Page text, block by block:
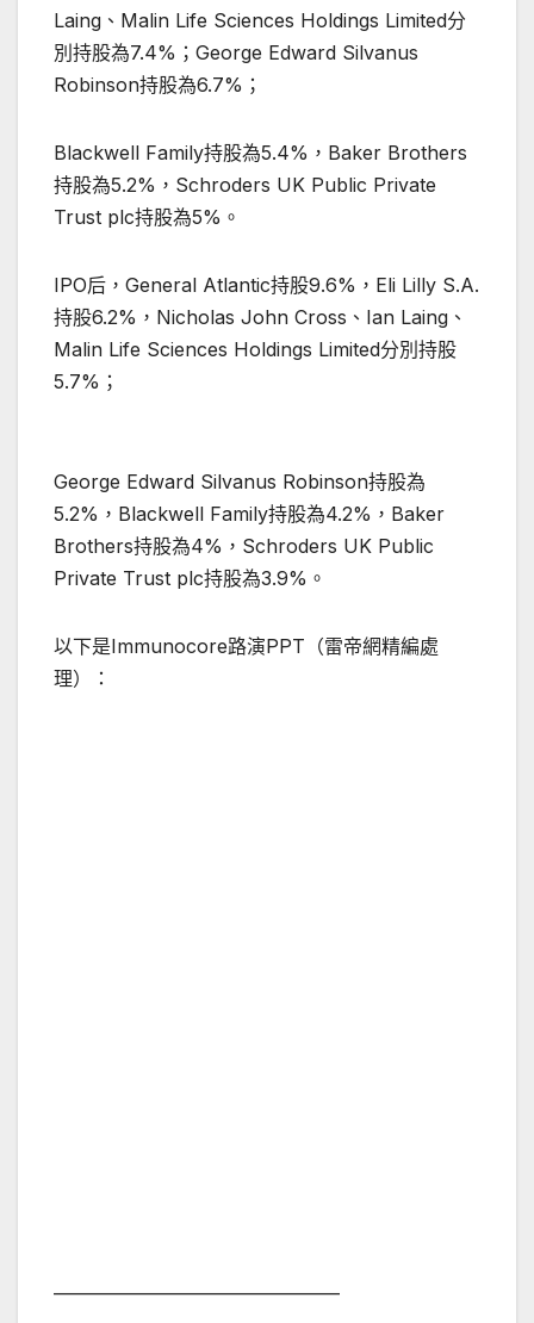
Laing、Malin Life Sciences Holdings Limited分
別持股為7.4%；George Edward Silvanus
Robinson持股為6.7%；
Blackwell Family持股為5.4%，Baker Brothers
持股為5.2%，Schroders UK Public Private
Trust plc持股為5%。
IPO后，General Atlantic持股9.6%，Eli Lilly S.A.
持股6.2%，Nicholas John Cross、Ian Laing、
Malin Life Sciences Holdings Limited分別持股
5.7%；
George Edward Silvanus Robinson持股為
5.2%，Blackwell Family持股為4.2%，Baker
Brothers持股為4%，Schroders UK Public
Private Trust plc持股為3.9%。
以下是Immunocore路演PPT（雷帝網精編處
理）：
———————————————